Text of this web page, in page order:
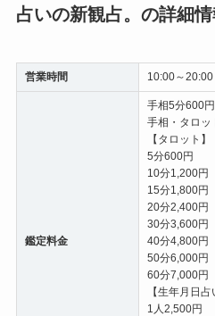
占いの新観占。の詳細
営業時間 10:00～20:00
鑑定料金
手相5分600円
手相・タロッ
【タロット】
5分600円
10分1,200円
15分1,800円
20分2,400円
30分3,600円
40分4,800円
50分6,000円
60分7,000円
【生年月日占
1人2,500円